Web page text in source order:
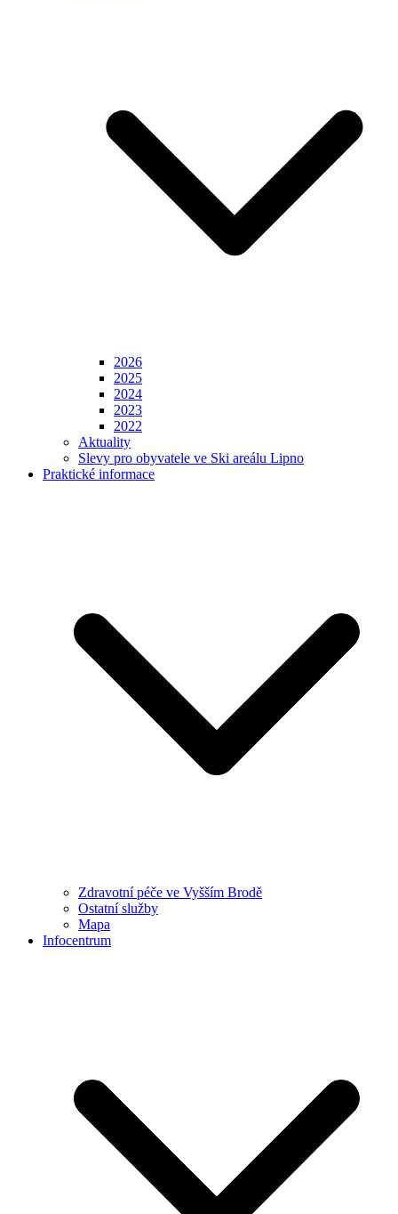
2026
2025
2024
2023
2022
Aktuality
Slevy pro obyvatele ve Ski areálu Lipno
Praktické informace
Zdravotní péče ve Vyšším Brodě
Ostatní služby
Mapa
Infocentrum